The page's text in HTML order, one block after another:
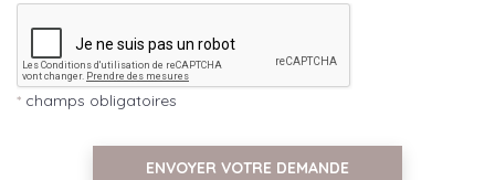
* champs obligatoires
ENVOYER VOTRE DEMANDE